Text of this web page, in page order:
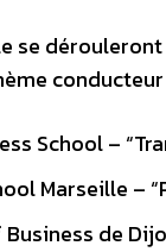
se
School –
Marseille –
de